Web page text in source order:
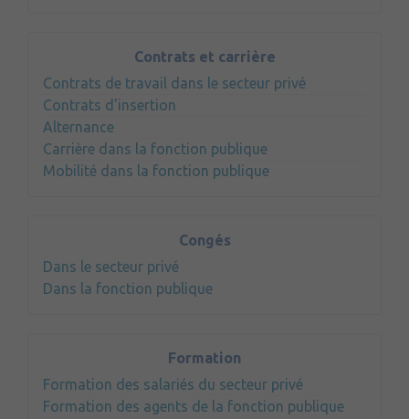
Contrats et carrière
Contrats de travail dans le secteur privé
Contrats d'insertion
Alternance
Carrière dans la fonction publique
Mobilité dans la fonction publique
Congés
Dans le secteur privé
Dans la fonction publique
Formation
Formation des salariés du secteur privé
Formation des agents de la fonction publique